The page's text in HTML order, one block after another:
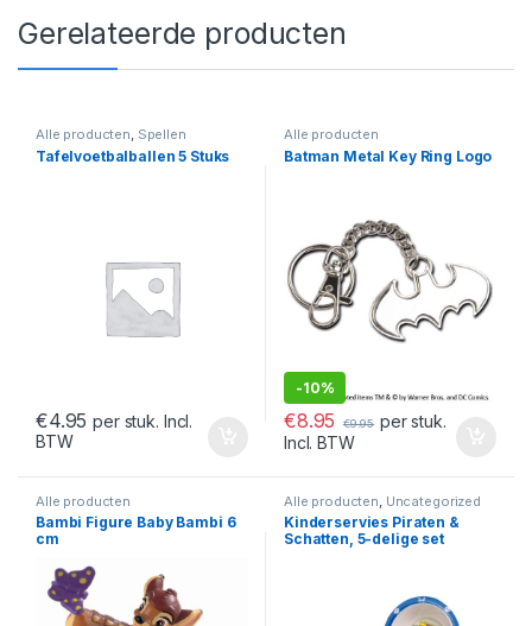
Gerelateerde producten
Alle producten, Spellen
Tafelvoetbalballen 5 Stuks
€4.95 per stuk. Incl.
BTW
Alle producten
Batman Metal Key Ring Logo
-10%
€8.95 €9.95 per stuk.
Incl. BTW
Alle producten
Bambi Figure Baby Bambi 6
cm
Alle producten Uncategorized
Kinderservies Piraten &
Schatten, 5-delige set